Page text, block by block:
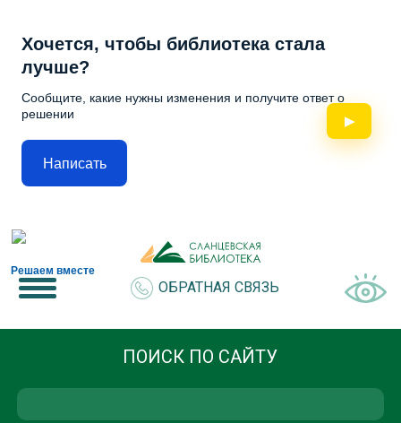
Решаем вместе
Хочется, чтобы библиотека стала
лучше?
Сообщите, какие нужны изменения и получите ответ о
решении
Написать
ОБРАТНАЯ СВЯЗЬ
ПОИСК ПО САЙТУ
▶